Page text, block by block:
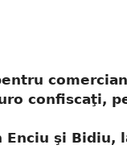
confiscaţi,
Enciu şi Bidiu,